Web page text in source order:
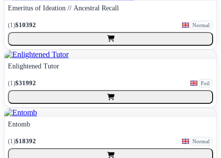
Emeritus of Ideation // Ancestral Recall
(1)$10392 Normal
Enlightened Tutor
(1)$31992 Foil
Entomb
(1)$18392 Normal